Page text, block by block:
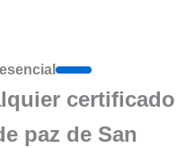
certificado
paz de San